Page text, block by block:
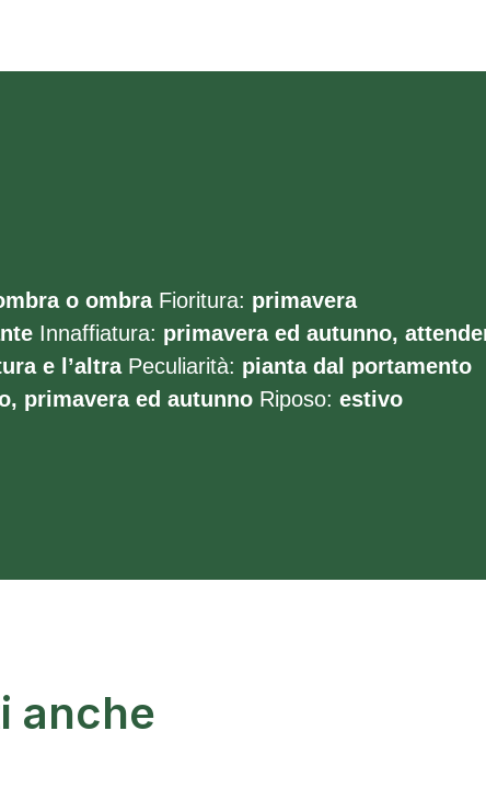
o ombraFioritura: primavera
Innaffiatura: primavera ed autunno,
e l’altraPeculiarità: pianta dal portamento
primavera ed autunno Riposo: estivo
anche